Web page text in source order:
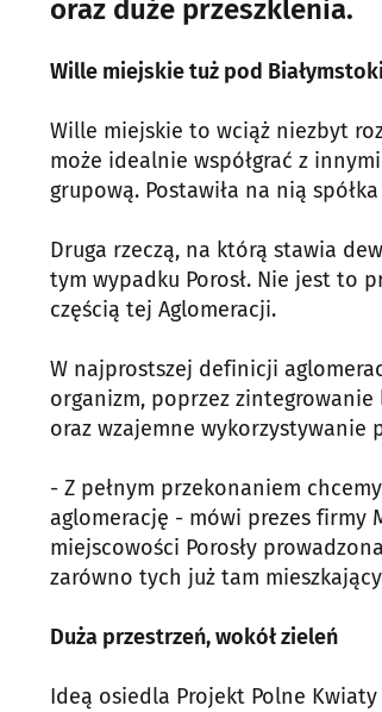
oraz duże przeszklenia.
Wille miejskie tuż pod
Wille miejskie to wciąż niezbyt
może idealnie współgrać z
grupową. Postawiła na nią
Druga rzeczą, na którą stawia
tym wypadku Porosł. Nie jest to
częścią tej Aglomeracji.
W najprostszej definicji
organizm, poprzez
oraz wzajemne wykorzystywanie
- Z pełnym przekonaniem
aglomerację - mówi prezes firmy
miejscowości Porosły
zarówno tych już tam
Duża przestrzeń, wokół zieleń
Ideą osiedla Projekt Polne